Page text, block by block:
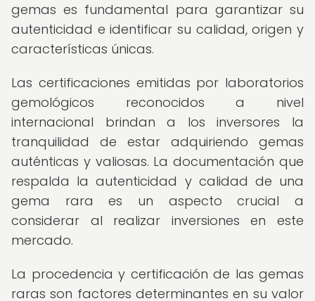
gemas es fundamental para garantizar su
autenticidad e identificar su calidad, origen y
características únicas.
Las certificaciones emitidas por laboratorios
gemológicos reconocidos a nivel
internacional brindan a los inversores la
tranquilidad de estar adquiriendo gemas
auténticas y valiosas. La documentación que
respalda la autenticidad y calidad de una
gema rara es un aspecto crucial a
considerar al realizar inversiones en este
mercado.
La procedencia y certificación de las gemas
raras son factores determinantes en su valor